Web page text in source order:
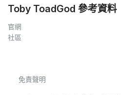
Toby ToadGod 參考資料
官網
社區
免責聲明